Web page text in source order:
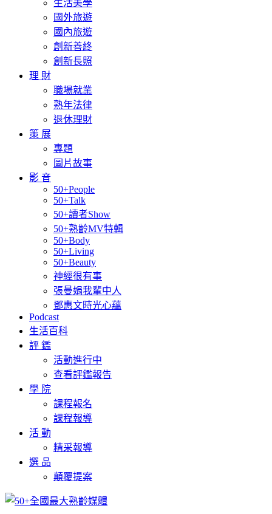
生活美學
國外旅遊
國內旅遊
創新善終
創新長照
理 財
職場就業
熟年法律
退休理財
策 展
專題
圖片故事
影 音
50+People
50+Talk
50+讀者Show
50+熟齡MV特輯
50+Body
50+Living
50+Beauty
神經很有事
張曼娟我輩中人
鄧惠文時光心蘊
Podcast
生活百科
評 鑑
活動進行中
查看評鑑報告
學 院
課程報名
課程報導
活 動
精采報導
選 品
顛覆提案